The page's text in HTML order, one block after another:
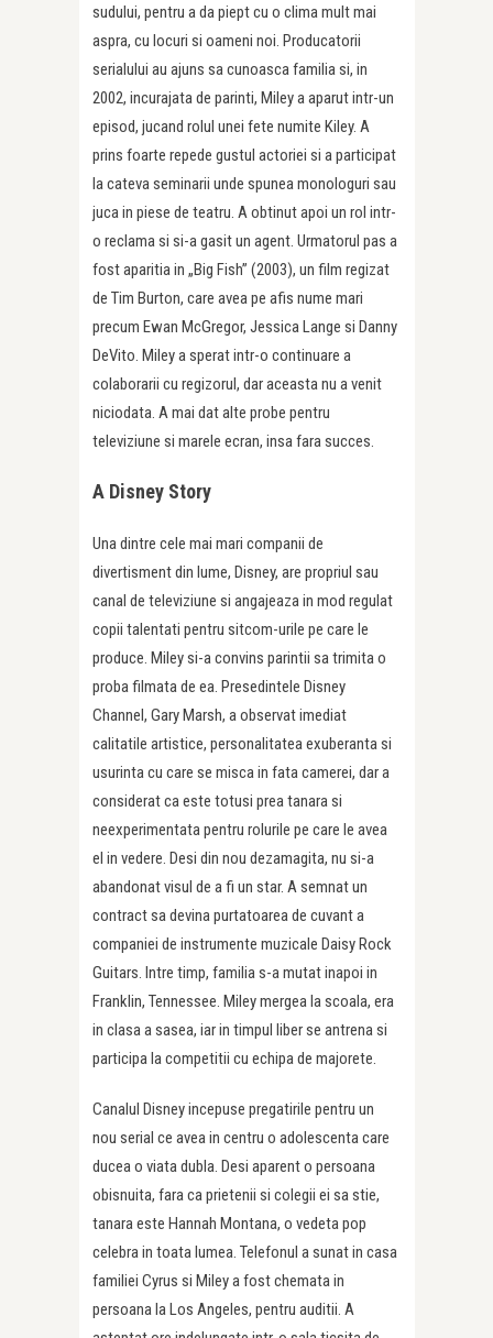
sudului, pentru a da piept cu o clima mult mai
aspra, cu locuri si oameni noi. Producatorii
serialului au ajuns sa cunoasca familia si, in
2002, incurajata de parinti, Miley a aparut intr-un
episod, jucand rolul unei fete numite Kiley. A
prins foarte repede gustul actoriei si a participat
la cateva seminarii unde spunea monologuri sau
juca in piese de teatru. A obtinut apoi un rol intr-
o reclama si si-a gasit un agent. Urmatorul pas a
fost aparitia in „Big Fish” (2003), un film regizat
de Tim Burton, care avea pe afis nume mari
precum Ewan McGregor, Jessica Lange si Danny
DeVito. Miley a sperat intr-o continuare a
colaborarii cu regizorul, dar aceasta nu a venit
niciodata. A mai dat alte probe pentru
televiziune si marele ecran, insa fara succes.
A Disney Story
Una dintre cele mai mari companii de
divertisment din lume, Disney, are propriul sau
canal de televiziune si angajeaza in mod regulat
copii talentati pentru sitcom-urile pe care le
produce. Miley si-a convins parintii sa trimita o
proba filmata de ea. Presedintele Disney
Channel, Gary Marsh, a observat imediat
calitatile artistice, personalitatea exuberanta si
usurinta cu care se misca in fata camerei, dar a
considerat ca este totusi prea tanara si
neexperimentata pentru rolurile pe care le avea
el in vedere. Desi din nou dezamagita, nu si-a
abandonat visul de a fi un star. A semnat un
contract sa devina purtatoarea de cuvant a
companiei de instrumente muzicale Daisy Rock
Guitars. Intre timp, familia s-a mutat inapoi in
Franklin, Tennessee. Miley mergea la scoala, era
in clasa a sasea, iar in timpul liber se antrena si
participa la competitii cu echipa de majorete.
Canalul Disney incepuse pregatirile pentru un
nou serial ce avea in centru o adolescenta care
ducea o viata dubla. Desi aparent o persoana
obisnuita, fara ca prietenii si colegii ei sa stie,
tanara este Hannah Montana, o vedeta pop
celebra in toata lumea. Telefonul a sunat in casa
familiei Cyrus si Miley a fost chemata in
persoana la Los Angeles, pentru auditii. A